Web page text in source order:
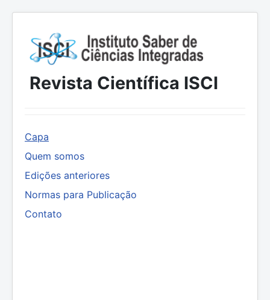
Revista Científica ISCI
Capa
Quem somos
Edições anteriores
Normas para Publicação
Contato